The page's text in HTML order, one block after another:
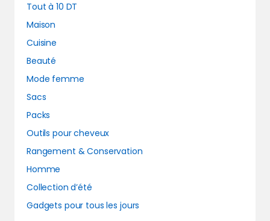
Tout à 10 DT
Maison
Cuisine
Beauté
Mode femme
Sacs
Packs
Outils pour cheveux
Rangement & Conservation
Homme
Collection d’été
Gadgets pour tous les jours